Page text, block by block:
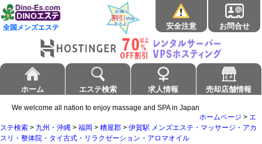
全国メンズエステ 安全注意 お問合せ
ホーム エステ検索 求人情報 売却店舗情報
We welcome all nation to enjoy massage and SPA in Japan
ホームページ > エ
ステ検索 > 九州・沖縄 > 福岡 > 糟屋郡 > 伊賀駅 メンズエステ・マッサージ・アカ
スリ・整体院・タイ古式・リラクゼーション・アロマオイル